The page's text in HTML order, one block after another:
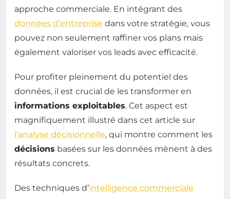
approche commerciale. En intégrant des
données d’entreprise dans votre stratégie, vous
pouvez non seulement raffiner vos plans mais
également valoriser vos leads avec efficacité.
Pour profiter pleinement du potentiel des
données, il est crucial de les transformer en
informations exploitables. Cet aspect est
magnifiquement illustré dans cet article sur
l’analyse décisionnelle, qui montre comment les
décisions basées sur les données mènent à des
résultats concrets.
Des techniques d’intelligence commerciale